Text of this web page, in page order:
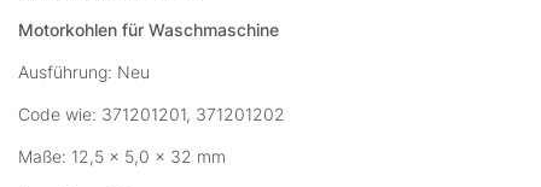
Motorkohlen für Waschmaschine
Ausführung: Neu
Code wie: 371201201, 371201202
Maße: 12,5 x 5,0 x 32 mm